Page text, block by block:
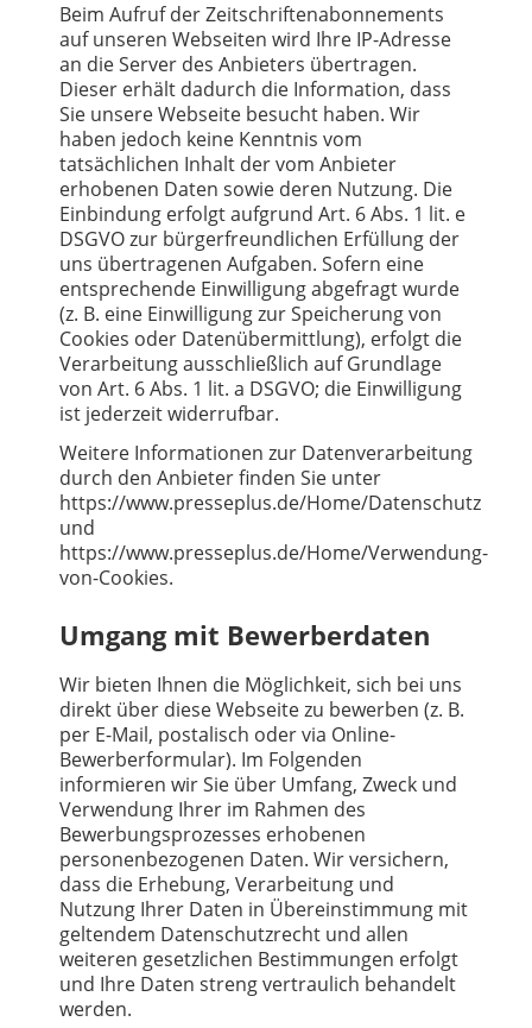
Beim Aufruf der Zeitschriftenabonnements
auf unseren Webseiten wird Ihre IP-Adresse
an die Server des Anbieters übertragen.
Dieser erhält dadurch die Information, dass
Sie unsere Webseite besucht haben. Wir
haben jedoch keine Kenntnis vom
tatsächlichen Inhalt der vom Anbieter
erhobenen Daten sowie deren Nutzung. Die
Einbindung erfolgt aufgrund Art. 6 Abs. 1 lit. e
DSGVO zur bürgerfreundlichen Erfüllung der
uns übertragenen Aufgaben. Sofern eine
entsprechende Einwilligung abgefragt wurde
(z. B. eine Einwilligung zur Speicherung von
Cookies oder Datenübermittlung), erfolgt die
Verarbeitung ausschließlich auf Grundlage
von Art. 6 Abs. 1 lit. a DSGVO; die Einwilligung
ist jederzeit widerrufbar.
Weitere Informationen zur Datenverarbeitung
durch den Anbieter finden Sie unter
https://www.presseplus.de/Home/Datenschutz
und
https://www.presseplus.de/Home/Verwendung-
von-Cookies.
Umgang mit Bewerberdaten
Wir bieten Ihnen die Möglichkeit, sich bei uns
direkt über diese Webseite zu bewerben (z. B.
per E-Mail, postalisch oder via Online-
Bewerberformular). Im Folgenden
informieren wir Sie über Umfang, Zweck und
Verwendung Ihrer im Rahmen des
Bewerbungsprozesses erhobenen
personenbezogenen Daten. Wir versichern,
dass die Erhebung, Verarbeitung und
Nutzung Ihrer Daten in Übereinstimmung mit
geltendem Datenschutzrecht und allen
weiteren gesetzlichen Bestimmungen erfolgt
und Ihre Daten streng vertraulich behandelt
werden.